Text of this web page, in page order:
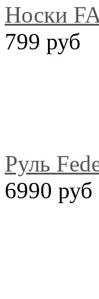
Носки
799 руб
Руль
6990 руб